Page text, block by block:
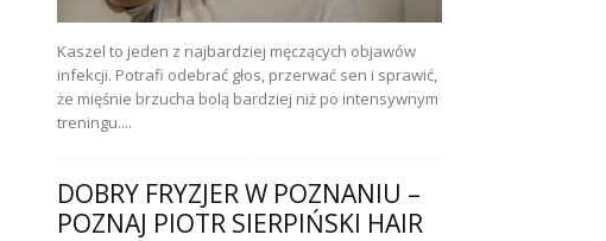
Kaszel to jeden z najbardziej męczących objawów
infekcji. Potrafi odebrać głos, przerwać sen i sprawić,
że mięśnie brzucha bolą bardziej niż po intensywnym
treningu....
DOBRY FRYZJER W POZNANIU –
POZNAJ PIOTR SIERPIŃSKI HAIR